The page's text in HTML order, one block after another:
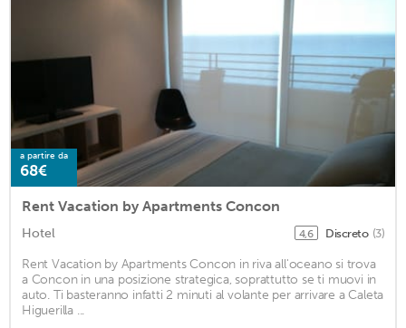
a partire da
68€
Rent Vacation by Apartments Concon
Hotel 4,6 Discreto (3)
Rent Vacation by Apartments Concon in riva all'oceano si trova
a Concon in una posizione strategica, soprattutto se ti muovi in
auto. Ti basteranno infatti 2 minuti al volante per arrivare a Caleta
Higuerilla ...